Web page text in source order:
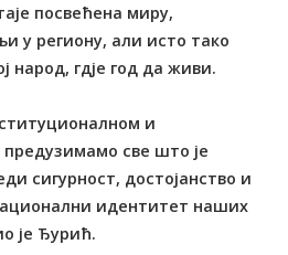
посвећена миру,
у региону, али исто тако
народ, гдје год да живи.
и
све што је
сигурност, достојанство и
идентитет наших
је Ђурић.